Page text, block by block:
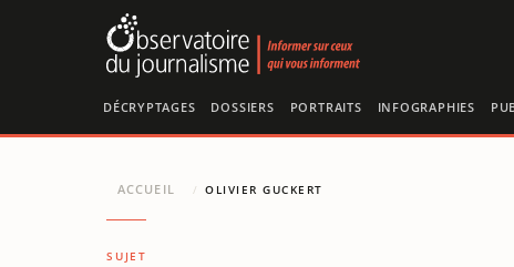
DÉCRYPTAGES DOSSIERS PORTRAITS INFOGRAPHIES
ACCUEIL / OLIVIER GUCKERT
SUJET
Panneau de gestion des cookies